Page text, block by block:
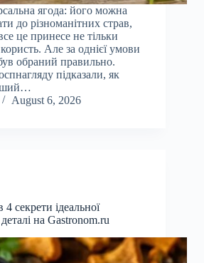
ягода: його можна
до різноманітних страв,
це принесе не тільки
Але за однієї умови
обраний правильно.
підказали, як
August 6, 2026
секрети ідеальної
на Gastronom.ru